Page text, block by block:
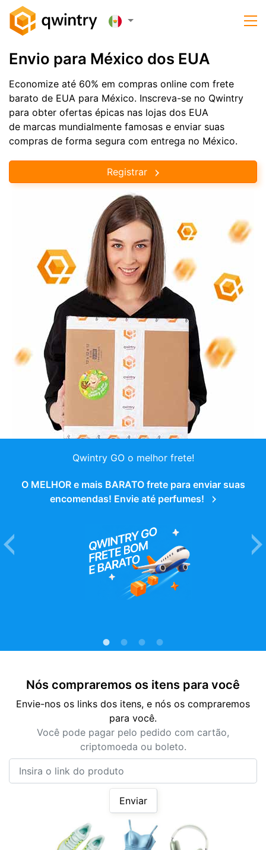
Envio para México dos EUA
Economize até 60% em compras online com frete
barato de EUA para México. Inscreva-se no Qwintry
para obter ofertas épicas nas lojas dos EUA
de marcas mundialmente famosas e enviar suas
compras de forma segura com entrega no México.
Registrar
Qwintry GO o melhor frete!
O MELHOR e mais BARATO frete para enviar suas
encomendas! Envie até perfumes!
Nós compraremos os itens para você
Envie-nos os links dos itens, e nós os compraremos
para você.
Você pode pagar pelo pedido com cartão,
criptomoeda ou boleto.
Enviar